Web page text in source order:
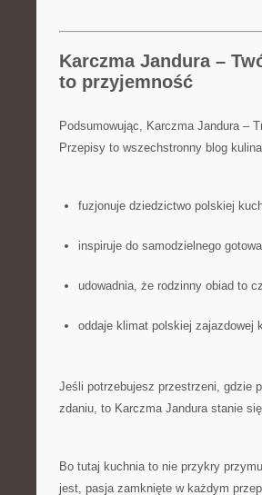
Karczma Jandura –
to przyjemność
Podsumowując, Karczma Jandura –
Przepisy to wszechstronny blog
fuzjonuje dziedzictwo polskiej
inspiruje do samodzielnego
udowadnia, że rodzinny obiad to
oddaje klimat polskiej zajazdowej
Jeśli potrzebujesz przestrzeni, gdzie
zdaniu, to Karczma Jandura stanie
Bo tutaj kuchnia to nie przykry
jest, pasja zamknięte w każdym